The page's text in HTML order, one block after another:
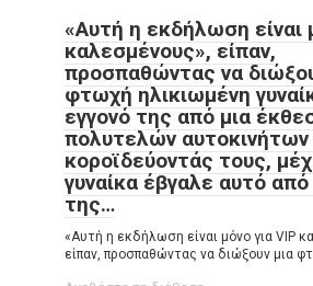
«Αυτή η εκδήλωση είναι
καλεσμένους», είπαν,
προσπαθώντας να
φτωχή ηλικιωμένη
εγγονό της από μια
πολυτελών αυτοκινήτων
κοροϊδεύοντάς τους,
γυναίκα έβγαλε αυτό
της…
«Αυτή η εκδήλωση είναι μόνο για VIP
είπαν, προσπαθώντας να διώξουν μια